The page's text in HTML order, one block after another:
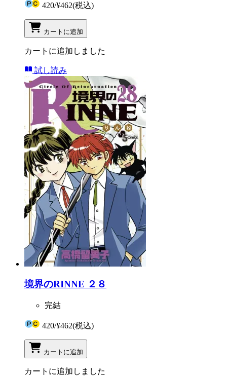
420/¥462(税込)
カートに追加
カートに追加しました
試し読み
境界のRINNE ２８
完結
420/¥462(税込)
カートに追加
カートに追加しました